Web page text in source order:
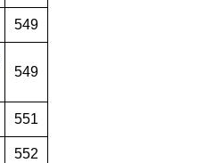
549
549
551
552